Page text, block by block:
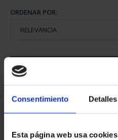
Consentimiento Detalles
Esta página web usa cookies
ORDENAR POR:
1 Productos encontrados